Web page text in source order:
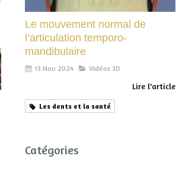
Le mouvement normal de
l’articulation temporo-
mandibulaire
13 Nov 2024 Vidéos 3D
Lire l'article
Les dents et la santé
Catégories